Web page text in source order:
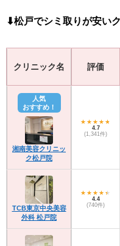
⬇︎松戸でシミ取りが安い
クリニック名 評価
人気
おすすめ！
湘南美容クリニッ
ク松戸院
4.7
(1,341件)
TCB東京中央美容
外科 松戸院
4.4
(740件)